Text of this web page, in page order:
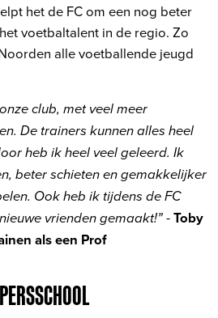
het de FC om een nog beter
voetbaltalent in de regio. Zo
alle voetballende jeugd
club, met veel meer
De trainers kunnen alles heel
heb ik heel veel geleerd. Ik
beter schieten en gemakkelijker
Ook heb ik tijdens de FC
vrienden gemaakt!”-Toby
als een Prof